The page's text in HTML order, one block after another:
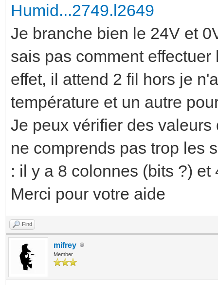
Humid...2749.l2649
Je branche bien le 24V et
sais pas comment
effet, il attend 2 fil hors je
température et un autre
Je peux vérifier des
ne comprends pas trop les
: il y a 8 colonnes (bits ?)
Merci pour votre aide
Find
mifrey
Member